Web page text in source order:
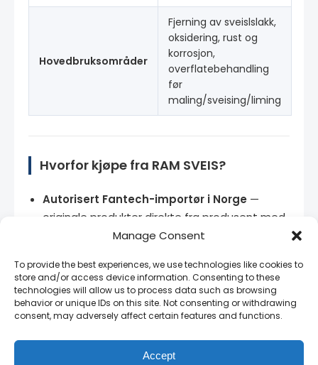
Manage Consent
To provide the best experiences, we use technologies like cookies to
store and/or access device information. Consenting to these
technologies will allow us to process data such as browsing
behavior or unique IDs on this site. Not consenting or withdrawing
consent, may adversely affect certain features and functions.
Accept
Hovedbruksområder
Fjerning av sveislslakk,
oksidering, rust og
korrosjon,
overflatebehandling
før
maling/sveising/liming
Hvorfor kjøpe fra RAM SVEIS?
Autorisert Fantech-importør i Norge —
originale produkter direkte fra produsent med
Autorisert Fantech-forhandler i Norge—
originale produkter med full garanti.
Stort lager— de fleste produkter på lager for
rask levering.
— kontakt oss for volumrabatt